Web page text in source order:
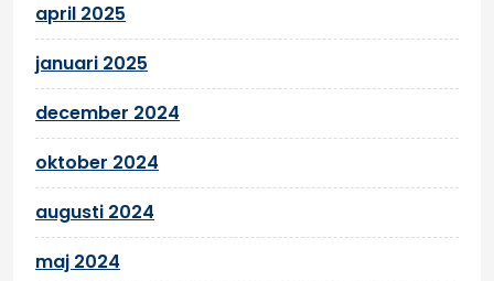
april 2025
januari 2025
december 2024
oktober 2024
augusti 2024
maj 2024